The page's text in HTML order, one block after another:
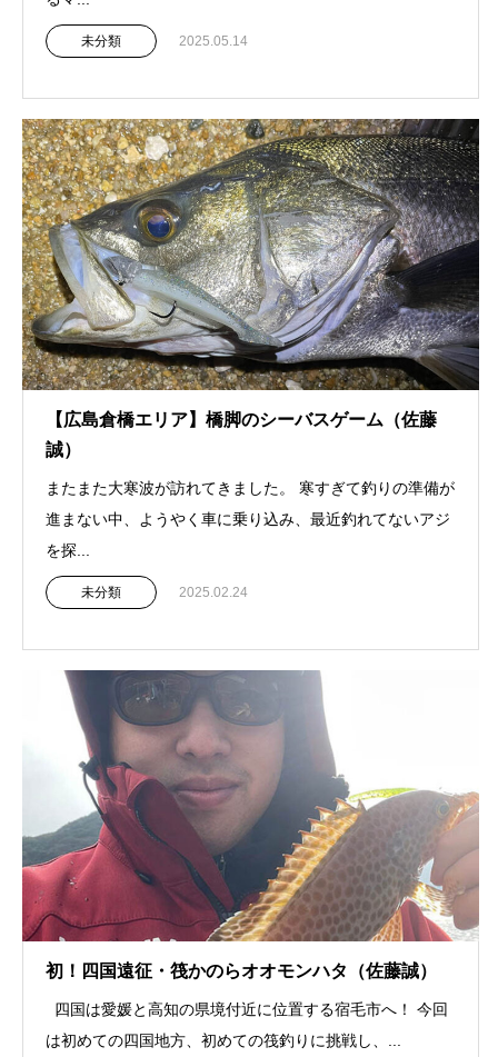
未分類 2025.05.14
【広島倉橋エリア】橋脚のシーバスゲーム（佐藤
誠）
またまた大寒波が訪れてきました。 寒すぎて釣りの準備が
進まない中、ようやく車に乗り込み、最近釣れてないアジ
を探...
未分類 2025.02.24
初！四国遠征・筏かのらオオモンハタ（佐藤誠）
四国は愛媛と高知の県境付近に位置する宿毛市へ！ 今回
は初めての四国地方、初めての筏釣りに挑戦し、...